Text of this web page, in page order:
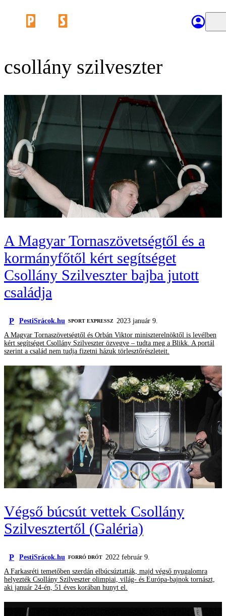
csollány szilveszter
A Magyar Tornaszövetségtől és a
kormányfőtől kért segítséget
Csollány Szilveszter bajba jutott
családja
P PestiSrácok.hu SPORT EXPRESSZ 2023 január 9.
A Magyar Tornaszövetségtől és Orbán Viktor miniszterelnöktől is levélben
kért segítséget Csollány Szilveszter özvegye – tudta meg a Blikk. A portál
szerint a család nem tudja fizetni házuk törlesztőrészleteit.
Végső búcsút vettek Csollány
Szilvesztertől (Galéria)
P PestiSrácok.hu FORRÓ DRÓT 2022 február 9.
A Farkasréti temetőben szerdán elbúcsúztatták, majd végső nyugalomra
helyezték Csollány Szilveszter olimpiai, világ- és Európa-bajnok tornászt,
aki január 24-én, 51 éves korában hunyt el.